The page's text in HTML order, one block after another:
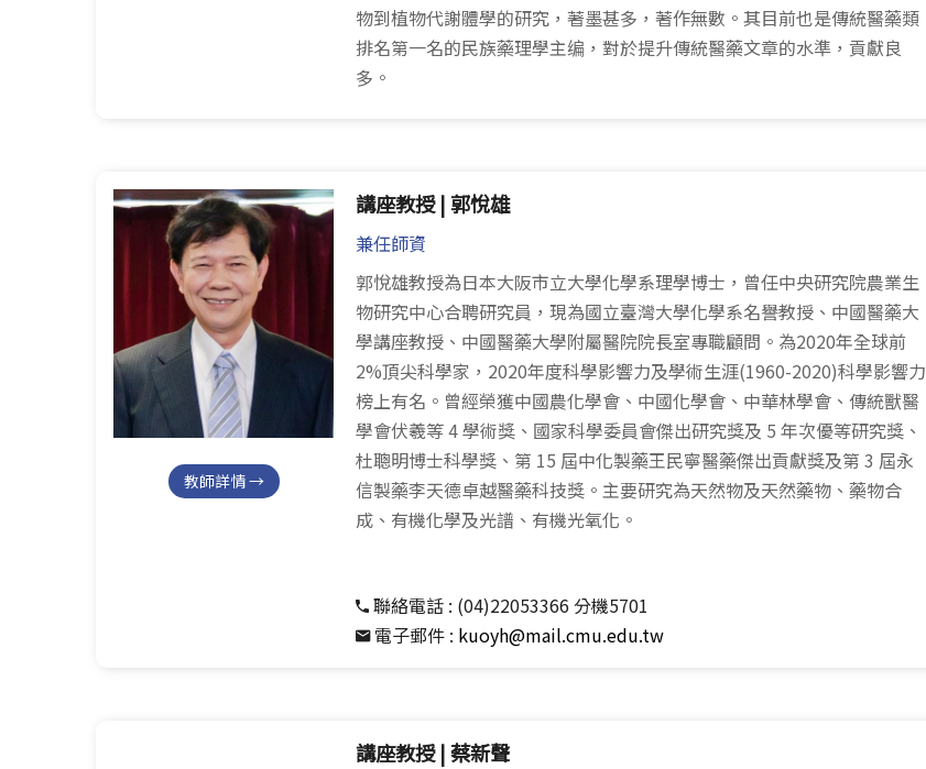
物到植物代謝體學的研究，著墨甚多，著作無數。其目前也是傳統醫藥類
排名第一名的民族藥理學主编，對於提升傳統醫藥文章的水準，貢獻良
多。
教師詳情 →
講座教授 | 郭悅雄
兼任師資
郭悅雄教授為日本大阪市立大學化學系理學博士，曾任中央研究院農業生
物研究中心合聘研究員，現為國立臺灣大學化學系名譽教授、中國醫藥大
學講座教授、中國醫藥大學附屬醫院院長室專職顧問。為2020年全球前
2%頂尖科學家，2020年度科學影響力及學術生涯(1960-2020)科學影響力
榜上有名。曾經榮獲中國農化學會、中國化學會、中華林學會、傳統獸醫
學會伏羲等 4 學術獎、國家科學委員會傑出研究獎及 5 年次優等研究獎、
杜聰明博士科學獎、第 15 屆中化製藥王民寧醫藥傑出貢獻獎及第 3 屆永
信製藥李天德卓越醫藥科技獎。主要研究為天然物及天然藥物、藥物合
成、有機化學及光譜、有機光氧化。
聯絡電話 : (04)22053366 分機5701
電子郵件 : kuoyh@mail.cmu.edu.tw
講座教授 | 蔡新聲